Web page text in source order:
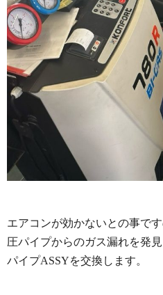
エアコンが効かないとの事で
圧パイプからのガス漏れを発見
パイプASSYを交換します。